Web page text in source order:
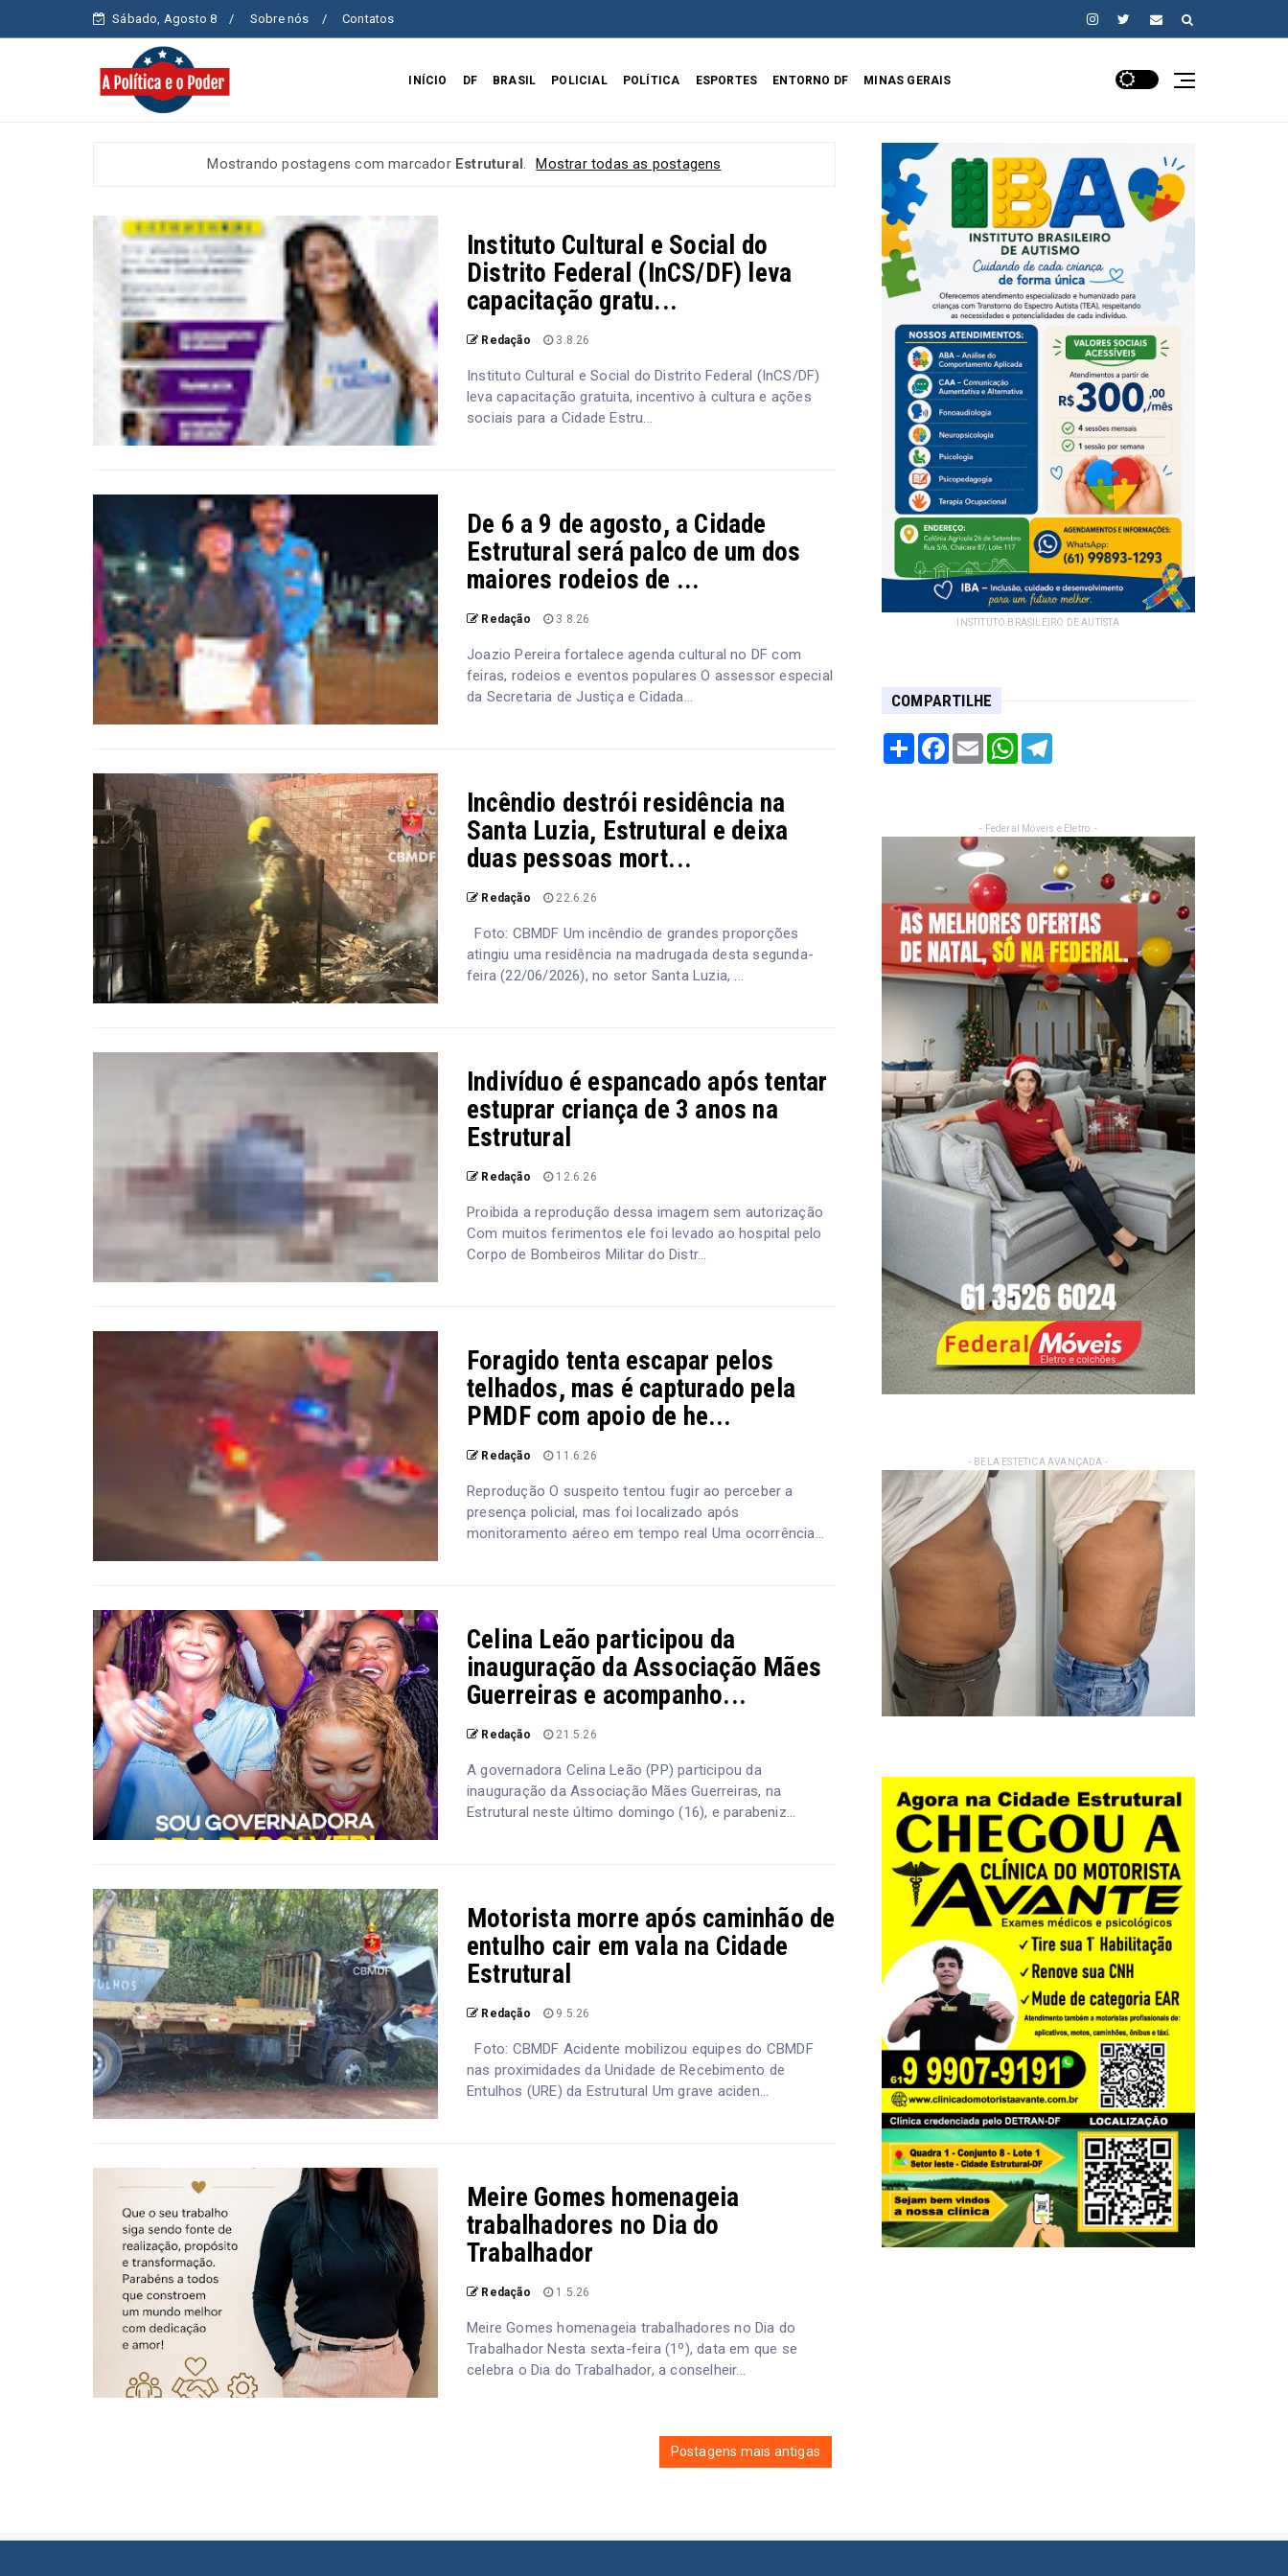
Sábado, Agosto 8 Sobre nós Contatos
INÍCIO DF BRASIL POLICIAL POLÍTICA ESPORTES ENTORNO DF MINAS GERAIS
Mostrando postagens com marcador Estrutural. Mostrar todas as postagens
Instituto Cultural e Social do
Distrito Federal (InCS/DF) leva
capacitação gratu...
Redação 3.8.26
Instituto Cultural e Social do Distrito Federal (InCS/DF)
leva capacitação gratuita, incentivo à cultura e ações
sociais para a Cidade Estru...
De 6 a 9 de agosto, a Cidade
Estrutural será palco de um dos
maiores rodeios de ...
Redação 3.8.26
Joazio Pereira fortalece agenda cultural no DF com
feiras, rodeios e eventos populares O assessor especial
da Secretaria de Justiça e Cidada...
Incêndio destrói residência na
Santa Luzia, Estrutural e deixa
duas pessoas mort...
Redação 22.6.26
Foto: CBMDF Um incêndio de grandes proporções
atingiu uma residência na madrugada desta segunda-
feira (22/06/2026), no setor Santa Luzia, ...
Indivíduo é espancado após tentar
estuprar criança de 3 anos na
Estrutural
Redação 12.6.26
Proibida a reprodução dessa imagem sem autorização
Com muitos ferimentos ele foi levado ao hospital pelo
Corpo de Bombeiros Militar do Distr...
Foragido tenta escapar pelos
telhados, mas é capturado pela
PMDF com apoio de he...
Redação 11.6.26
Reprodução O suspeito tentou fugir ao perceber a
presença policial, mas foi localizado após
monitoramento aéreo em tempo real Uma ocorrência...
Celina Leão participou da
inauguração da Associação Mães
Guerreiras e acompanho...
Redação 21.5.26
A governadora Celina Leão (PP) participou da
inauguração da Associação Mães Guerreiras, na
Estrutural neste último domingo (16), e parabeniz...
Motorista morre após caminhão de
entulho cair em vala na Cidade
Estrutural
Redação 9.5.26
Foto: CBMDF Acidente mobilizou equipes do CBMDF
nas proximidades da Unidade de Recebimento de
Entulhos (URE) da Estrutural Um grave aciden...
Meire Gomes homenageia
trabalhadores no Dia do
Trabalhador
Redação 1.5.26
Meire Gomes homenageia trabalhadores no Dia do
Trabalhador Nesta sexta-feira (1º), data em que se
celebra o Dia do Trabalhador, a conselheir...
Postagens mais antigas
INSTITUTO BRASILEIRO DE AUTISTA
COMPARTILHE
Share Facebook
Email WhatsApp
- Federal Móveis e Eletro: -
- BELA ESTETICA AVANÇADA -